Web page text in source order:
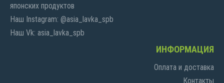
японских продуктов
Наш Instagram: @asia_lavka_spb
Наш Vk: asia_lavka_spb
ИНФОРМАЦИЯ
Оплата и доставка
Контакты